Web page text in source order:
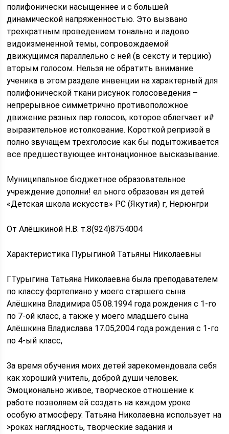
полифонически насыщеннее и с большей
динамической напряженностью. Это вызвано
трехкратным проведением тонально и ладово
видоизмененной темы, сопровождаемой
движущимся параллельно с ней (в сексту и терцию)
вторым голосом. Нельзя не обратить внимание
ученика в этом разделе инвенции на характерный для
полифонической ткани рисунок голосоведения –
непрерывное симметрично противоположное
движение разных пар голосов, которое облегчает и#
выразительное истолкование. Короткой репризой в
полно звучащем трехголосие как бы подытоживается
все предшествующее интонационное высказывание.
Муниципальное бюджетное образовательное
учреждение дополни! ел ьного образован ия детей
«Детская школа искусств» РС (Якутия) г, Нерюнгри
От Алёшкиной Н.В. т.8(924)8754004
Характеристика Пурыгиной Татьяны Николаевны
ГТурыгина Татьяна Николаевна была преподавателем
по классу фортепиано у моего старшего сына
Алёшкина Владимира 05.08.1994 года рождения с 1-го
по 7-ой класс, а также у моего младшего сына
Алёшкина Владислава 17.05,2004 года рождения с 1-го
по 4-ый класс,
За время обучения моих детей зарекомендовала себя
как хороший учитель, доброй души человек.
Эмоционально живое, творческое отношение к
работе позволяем ей создать на каждом уроке
особую атмосферу. Татьяна Николаевна использует на
>роках наглядность, творческие задания и